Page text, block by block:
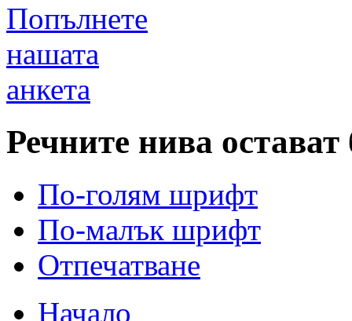
Попълнете
нашата
анкета
Речните нива остават
По-голям шрифт
По-малък шрифт
Отпечатване
Начало